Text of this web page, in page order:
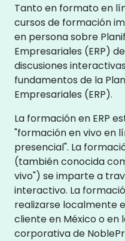
Tanto en formato en
cursos de formación
en persona sobre
Empresariales (ERP)
discusiones
fundamentos de la
Empresariales (ERP).
La formación en ERP
"formación en vivo en
presencial". La
(también conocida
vivo") se imparte a
interactivo. La
realizarse localmente
cliente en México o
corporativa de